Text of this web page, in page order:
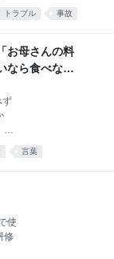
トラブル 事故
お母さんの料
なら食べなく
金は渡す」
ず
反
け
？
言葉
使
修